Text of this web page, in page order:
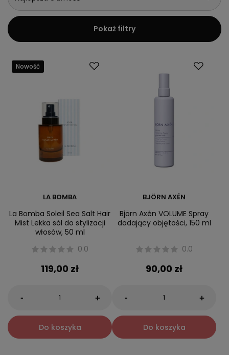
bardzo delikatne – do każdego rodzaju pasm dobierzesz
odpowiedni produkt.
Pokaż filtry
Nowość
LA BOMBA
La Bomba Soleil Sea Salt Hair
Mist Lekka sól do stylizacji
włosów, 50 ml
0.0
119,00 zł
- +
Do koszyka
BJÖRN AXÉN
Björn Axén VOLUME Spray
dodający objętości, 150 ml
0.0
90,00 zł
- +
Do koszyka